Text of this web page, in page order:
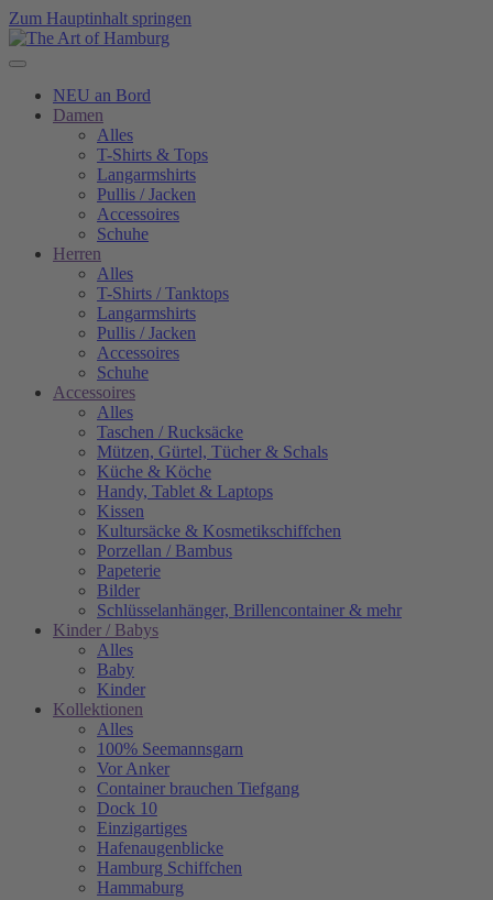
Zum Hauptinhalt springen
NEU an Bord
Damen
Alles
T-Shirts & Tops
Langarmshirts
Pullis / Jacken
Accessoires
Schuhe
Herren
Alles
T-Shirts / Tanktops
Langarmshirts
Pullis / Jacken
Accessoires
Schuhe
Accessoires
Alles
Taschen / Rucksäcke
Mützen, Gürtel, Tücher & Schals
Küche & Köche
Handy, Tablet & Laptops
Kissen
Kultursäcke & Kosmetikschiffchen
Porzellan / Bambus
Papeterie
Bilder
Schlüsselanhänger, Brillencontainer & mehr
Kinder / Babys
Alles
Baby
Kinder
Kollektionen
Alles
100% Seemannsgarn
Vor Anker
Container brauchen Tiefgang
Dock 10
Einzigartiges
Hafenaugen­blicke
Hamburg Schiffchen
Hammaburg